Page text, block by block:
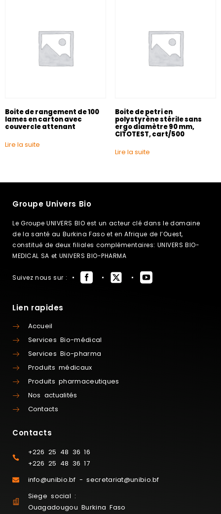
Boite de rangement de 100
lames en carton avec
couvercle attenant
Lire la suite
Boite de petri en
polystyrène stérile sans
ergo diamètre 90 mm,
CITOTEST, cart/500
Lire la suite
Groupe Univers Bio
Le Groupe UNIVERS BIO est un acteur clé dans le domaine
de la santé au Burkina Faso et en Afrique de l’Ouest,
constitué de deux filiales complémentaires: UNIVERS BIO-
MEDICAL SA et UNIVERS BIO-PHARMA
Suivez nous sur :
Lien rapides
Accueil
Services Bio-médical
Services Bio-pharma
Produits médicaux
Produits pharmaceutiques
Nos actualités
Contacts
Contacts
+226 25 48 36 16
+226 25 48 36 17
info@unibio.bf - secretariat@unibio.bf
Siege social :
Ouagadougou Burkina Faso